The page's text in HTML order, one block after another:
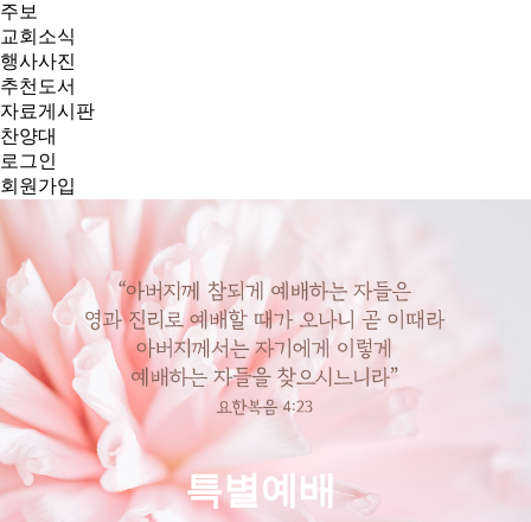
주보
교회소식
행사사진
추천도서
자료게시판
찬양대
로그인
회원가입
특별예배